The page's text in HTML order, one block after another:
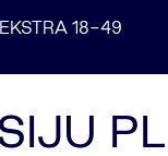
18-49